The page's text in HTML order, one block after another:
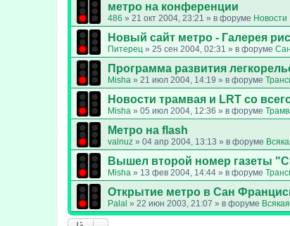
метро на конференции
486 » 21 окт 2004, 23:21 » в форуме Новости
Новый сайт метро - Галерея
Питерец » 25 сен 2004, 02:31 » в форуме
Программа развития
Misha » 21 июл 2004, 14:19 » в форуме
Новости трамвая и LRT со
Misha » 05 июл 2004, 12:36 » в форуме
Метро на flash
valnuz » 04 апр 2004, 13:13 » в форуме
Вышел второй номер газеты
Misha » 13 фев 2004, 14:44 » в форуме
Открытие метро в Сан
Palal » 22 июн 2003, 21:07 » в форуме